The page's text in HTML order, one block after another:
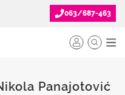
063/687-463
Panajotović